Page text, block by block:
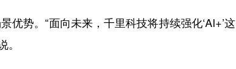
势。“面向未来，千里科技将持续强化‘AI+’这